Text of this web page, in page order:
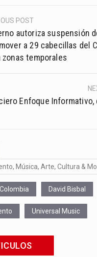
POST
autoriza suspensión
a 29 cabecillas del
zonas temporales
Enfoque Informativo,
Música, Arte, Cultura &
Colombia David Bisbal
Universal Music